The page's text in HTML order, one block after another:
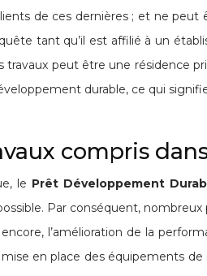
de ces dernières ; et ne peut
tant qu’il est affilié à un
travaux peut être une résidence
durable, ce qui
compris
le Prêt Développement
Par conséquent,
l’amélioration de la
en place des équipements de